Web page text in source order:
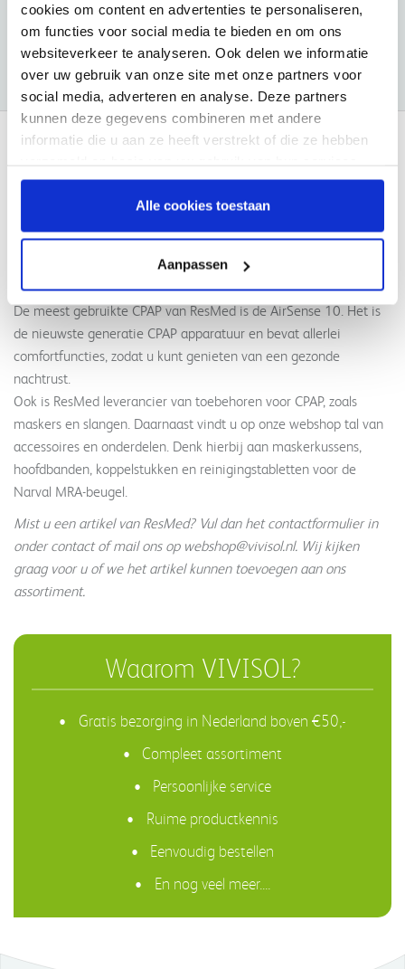
cookies om content en advertenties te personaliseren,
om functies voor social media te bieden en om ons
websiteverkeer te analyseren. Ook delen we informatie
over uw gebruik van onze site met onze partners voor
social media, adverteren en analyse. Deze partners
kunnen deze gegevens combineren met andere
informatie die u aan ze heeft verstrekt of die ze hebben
Alle cookies toestaan
Aanpassen
Pagina 1 van 7
1 2 3 4 5 6 7
ResMed
ResMed is een toonaangevend merk op het gebied van de
behandeling van slaapapneu. Niet voor niets biedt VIVISOL een
breed scala aan producten van deze leverancier. Met innovatieve
apparaten en bijbehorende software heeft ResMed zelfs al
De meest gebruikte CPAP van ResMed is de AirSense 10. Het is
de nieuwste generatie CPAP apparatuur en bevat allerlei
comfortfuncties, zodat u kunt genieten van een gezonde
nachtrust.
Ook is ResMed leverancier van toebehoren voor CPAP, zoals
maskers en slangen. Daarnaast vindt u op onze webshop tal van
accessoires en onderdelen. Denk hierbij aan maskerkussens,
hoofdbanden, koppelstukken en reinigingstabletten voor de
Narval MRA-beugel.
Mist u een artikel van ResMed? Vul dan het contactformulier in
onder contact of mail ons op webshop@vivisol.nl. Wij kijken
graag voor u of we het artikel kunnen toevoegen aan ons
assortiment.
Waarom VIVISOL?
Gratis bezorging in Nederland boven €50,-
Compleet assortiment
Persoonlijke service
Ruime productkennis
Eenvoudig bestellen
En nog veel meer....